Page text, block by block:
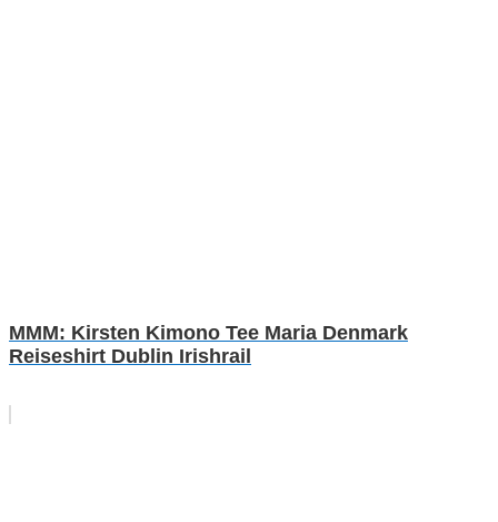
MMM: Kirsten Kimono Tee Maria Denmark
Reiseshirt Dublin Irishrail